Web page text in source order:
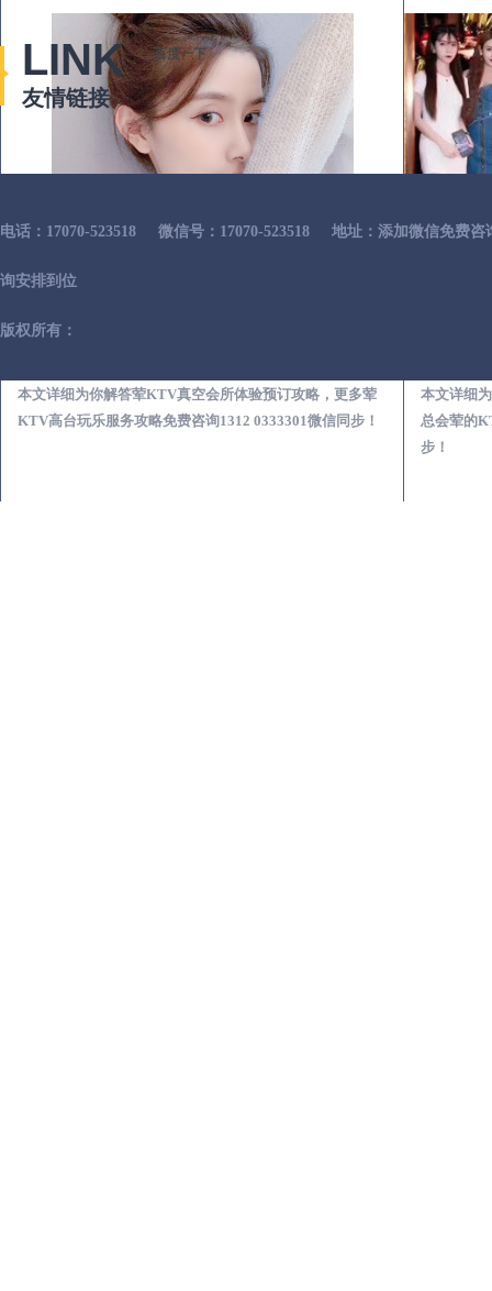
本文详细为你解答荤KTV真空会所体验预订攻略，更多荤
KTV高台玩乐服务攻略免费咨询1312 0333301微信同步！
本文详细
总会荤的
步！
LINK
友情链接
百度一下
电话：17070-523518 微信号：17070-523518 地址：添加微信免费
询安排到位
版权所有：